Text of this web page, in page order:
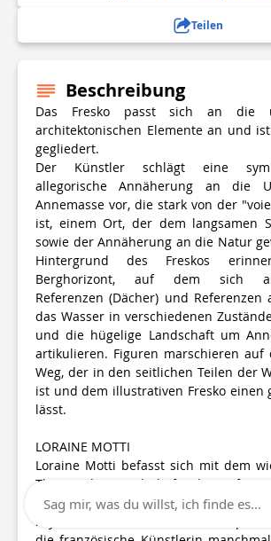
Teilen
Beschreibung
Das Fresko passt sich an die
architektonischen Elemente an und
gegliedert.
Der Künstler schlägt eine
allegorische Annäherung an die
Annemasse vor, die stark von der
ist, einem Ort, der dem langsamen
sowie der Annäherung an die Natur
Hintergrund des Freskos
Berghorizont, auf dem sich
Referenzen (Dächer) und Referenzen
das Wasser in verschiedenen
und die hügelige Landschaft um
artikulieren. Figuren marschieren auf
Weg, der in den seitlichen Teilen der
ist und dem illustrativen Fresko einen
lässt.
LORAINE MOTTI
Loraine Motti befasst sich mit dem
Thema der Landschaft, die auf
interpretiert und durch eine
rhythmisiert wird. In ihren
Sag mir, was du willst, ich finde es...